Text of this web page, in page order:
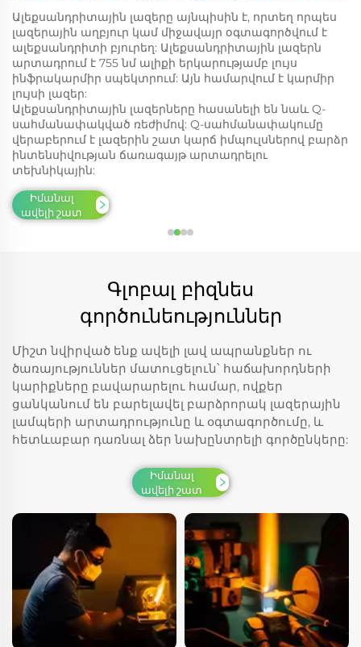
Ալեքսանդրիտային լազերը այնպիսին է, որտեղ որպես
լազերային աղբյուր կամ միջավայր օգտագործվում է
ալեքսանդրիտի բյուրեղ: Ալեքսանդրիտային լազերն
արտադրում է 755 նմ ալիքի երկարությամբ լույս
ինֆրակարմիր սպեկտրում: Այն համարվում է կարմիր
լույսի լազեր:
Ալեքսանդրիտային լազերները հասանելի են նաև Q-
սահմանափակված ռեժիմով: Q-սահմանափակումը
վերաբերում է լազերին շատ կարճ իմպուլսներով բարձր
ինտենսիվության ճառագայթ արտադրելու
տեխնիկային:
Իմանալ
ավելի շատ
Գլոբալ բիզնես
գործունեություններ
Միշտ նվիրված ենք ավելի լավ ապրանքներ ու
ծառայություններ մատուցելուն՝ հաճախորդների
կարիքները բավարարելու համար, ովքեր
ցանկանում են բարելավել բարձրորակ լազերային
լամպերի արտադրությունը և օգտագործումը, և
հետևաբար դառնալ ձեր նախընտրելի գործընկերը:
Իմանալ
ավելի շատ